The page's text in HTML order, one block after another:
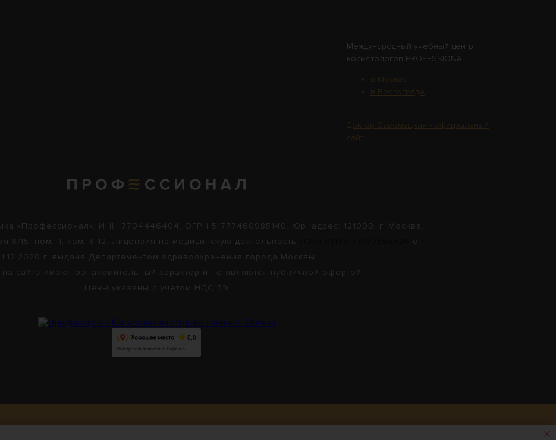
Международный учебный центр
косметологов PROFESSIONAL
в Москве
в Волгограде
Доктор Саромыцкая - официальный
сайт
«Профессионал». ИНН 7704446404. ОГРН 51777460985140. Юр. адрес: 121099, г. Москва,
8/15, пом. II, ком. 8-12. Лицензия на медицинскую деятельность
от
11.12.2020 г. выдана Департаментом здравоохранения города Москвы
сайте имеют ознакомительный характер и не являются публичной офертой.
Цены указаны с учетом НДС 5%